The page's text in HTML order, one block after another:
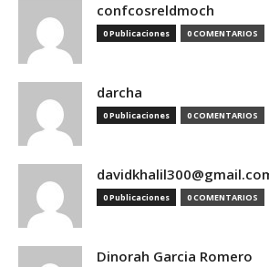
confcosreldmoch
0 Publicaciones 0 COMENTARIOS
darcha
0 Publicaciones 0 COMENTARIOS
0 Publicaciones 0 COMENTARIOS
Dinorah Garcia Romero